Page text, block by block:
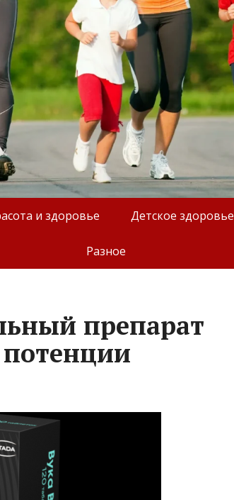
и здоровье Детское здоровье
Разное
препарат
потенции